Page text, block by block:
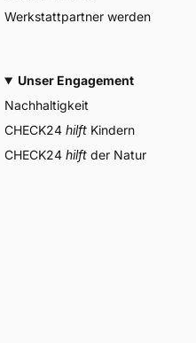
Werkstattpartner werden
Unser Engagement
Nachhaltigkeit
CHECK24 hilft Kindern
CHECK24 hilft der Natur